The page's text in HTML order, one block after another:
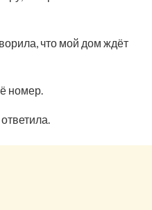
что мой дом ждёт
номер.